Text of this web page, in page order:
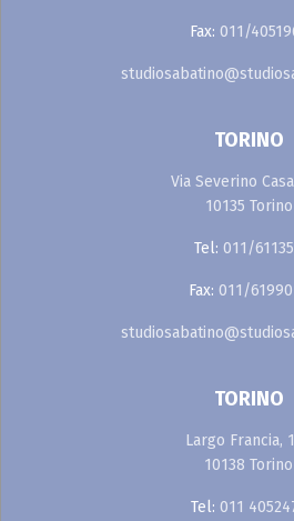
Fax: 011/
TORINO
Via Severino
10135 Torino
Tel: 011/
Fax: 011/
TORINO
Largo Francia,
10138 Torino
Tel: 011